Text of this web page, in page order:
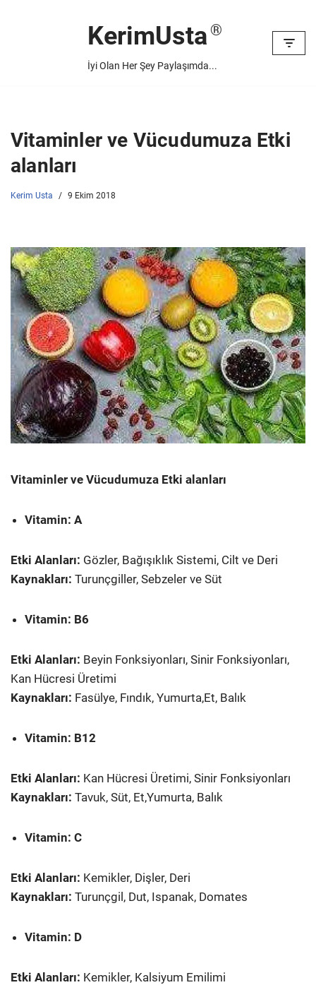
KerimUsta
İyi Olan Her Şey Paylaşımda...
Vitaminler ve Vücudumuza Etki
alanları
Kerim Usta 9 Ekim 2018
Vitaminler ve Vücudumuza Etki alanları
Vitamin: A
Etki Alanları: Gözler, Bağışıklık Sistemi, Cilt ve Deri
Kaynakları: Turunçgiller, Sebzeler ve Süt
Vitamin: B6
Etki Alanları: Beyin Fonksiyonları, Sinir Fonksiyonları,
Kan Hücresi Üretimi
Kaynakları: Fasülye, Fındık, Yumurta,Et, Balık
Vitamin: B12
Etki Alanları: Kan Hücresi Üretimi, Sinir Fonksiyonları
Kaynakları: Tavuk, Süt, Et,Yumurta, Balık
Vitamin: C
Etki Alanları: Kemikler, Dişler, Deri
Kaynakları: Turunçgil, Dut, Ispanak, Domates
Vitamin: D
Etki Alanları: Kemikler, Kalsiyum Emilimi